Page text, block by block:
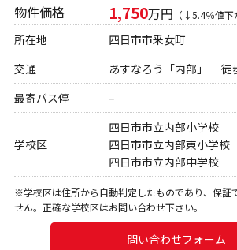
物件価格 1,750万円 （↓5.4％値下
所在地
四日市市釆女町
交通
あすなろう「内部」 徒
最寄バス停
–
学校区
四日市市立内部小学校
四日市市立内部東小学校
四日市市立内部中学校
※学校区は住所から自動判定したものであり、保証
せん。正確な学校区はお問い合わせ下さい。
問い合わせフォーム